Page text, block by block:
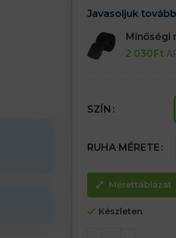
Javasoljuk
Minőségi
2 030Ft
SZÍN
RUHA MÉRETE
Mérettáblázat
Készleten